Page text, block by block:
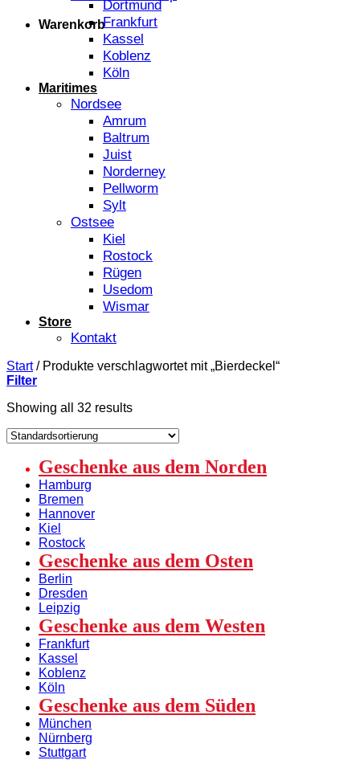
Warenkorb
Dortmund
Frankfurt
Kassel
Koblenz
Köln
Maritimes
Nordsee
Amrum
Baltrum
Juist
Norderney
Pellworm
Sylt
Ostsee
Kiel
Rostock
Rügen
Usedom
Wismar
Store
Kontakt
Start /Produkte verschlagwortet mit „Bierdeckel“
Filter
Showing all 32 results
Geschenke aus dem Norden
Hamburg
Bremen
Hannover
Kiel
Rostock
Geschenke aus dem Osten
Berlin
Dresden
Leipzig
Geschenke aus dem Westen
Frankfurt
Kassel
Koblenz
Köln
Geschenke aus dem Süden
München
Nürnberg
Stuttgart